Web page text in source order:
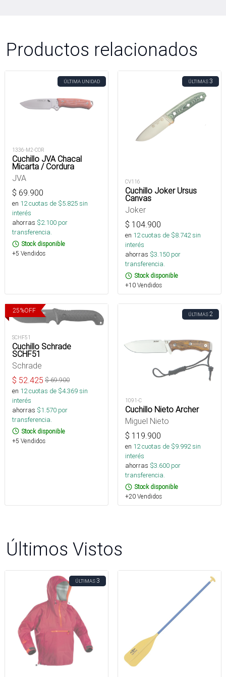
Productos relacionados
ÚLTIMA UNIDAD
1336-M2-COR
Cuchillo JVA Chacal
Micarta / Cordura
JVA
$ 69.900
en 12cuotas de $5.825sin
interés
ahorras $2.100 por
transferencia.
Stock disponible
+5 Vendidos
ÚLTIMAS3
CV116
Cuchillo Joker Ursus
Canvas
Joker
$ 104.900
en 12cuotas de $8.742sin
interés
ahorras $3.150 por
transferencia.
Stock disponible
+10 Vendidos
25%OFF
SCHF51
Cuchillo Schrade
SCHF51
Schrade
$ 52.425 $69.900
en 12cuotas de $4.369sin
interés
ahorras $1.570 por
transferencia.
Stock disponible
+5 Vendidos
ÚLTIMAS2
1091-C
Cuchillo Nieto Archer
Miguel Nieto
$ 119.900
en 12cuotas de $9.992sin
interés
ahorras $3.600 por
transferencia.
Stock disponible
+20 Vendidos
Últimos Vistos
ÚLTIMAS3